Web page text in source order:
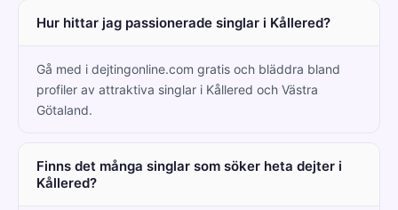
Hur hittar jag passionerade singlar i Kållered?
Gå med i dejtingonline.com gratis och bläddra bland
profiler av attraktiva singlar i Kållered och Västra
Götaland.
Finns det många singlar som söker heta dejter i
Kållered?